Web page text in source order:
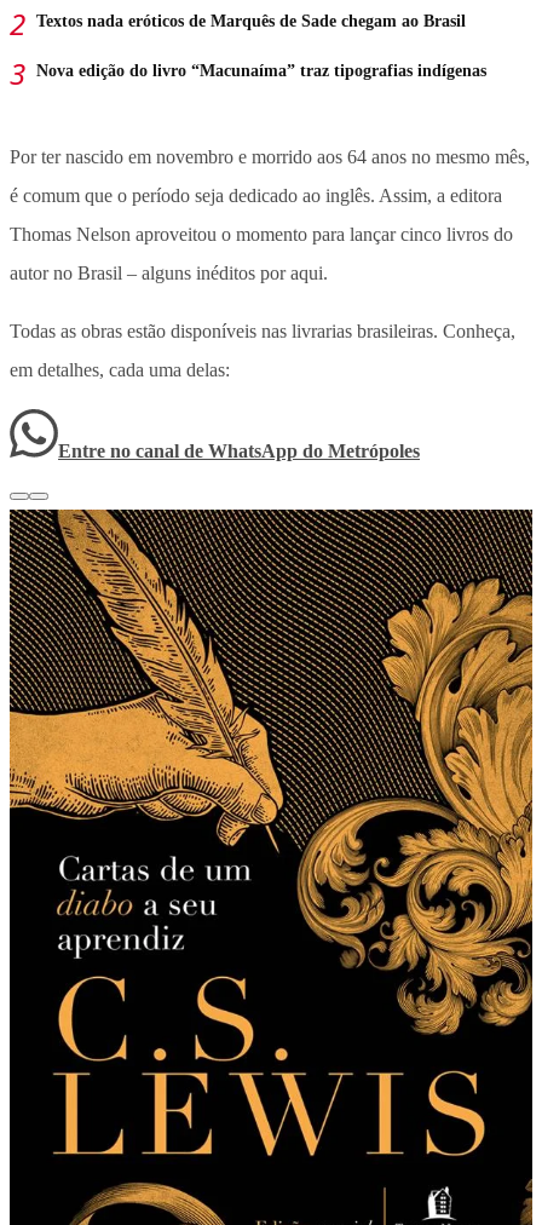
Textos nada eróticos de Marquês de Sade chegam ao Brasil
Nova edição do livro “Macunaíma” traz tipografias indígenas
Por ter nascido em novembro e morrido aos 64 anos no mesmo mês,
é comum que o período seja dedicado ao inglês. Assim, a editora
Thomas Nelson aproveitou o momento para lançar cinco livros do
autor no Brasil – alguns inéditos por aqui.
Todas as obras estão disponíveis nas livrarias brasileiras. Conheça,
em detalhes, cada uma delas:
Entre no canal de WhatsApp do Metrópoles